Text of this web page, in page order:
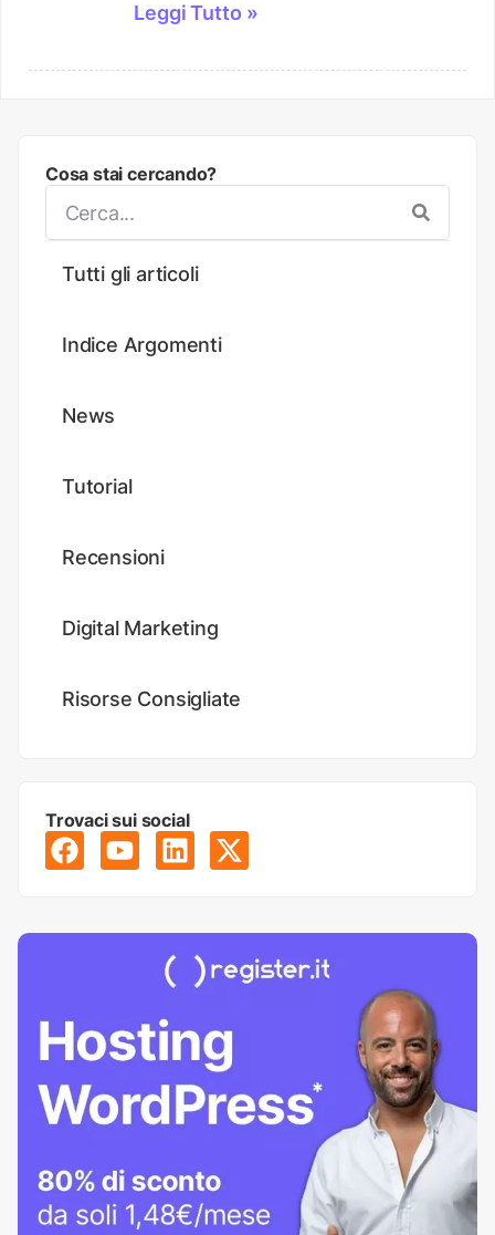
Cosa stai cercando?
Tutti gli articoli
Indice Argomenti
News
Tutorial
Recensioni
Digital Marketing
Risorse Consigliate
Trovaci sui social
Leggi Tutto »